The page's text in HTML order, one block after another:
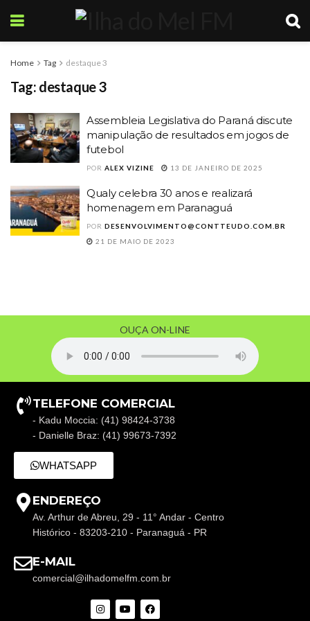
Home Tag destaque 3
Tag: destaque 3
Assembleia Legislativa do Paraná discute
manipulação de resultados em jogos de
futebol
POR ALEX VIZINE 13 DE JANEIRO DE 2025
Qualy celebra 30 anos e realizará
homenagem em Paranaguá
POR DESENVOLVIMENTO@CONTTEUDO.COM.BR
21 DE MAIO DE 2023
OUÇA ON-LINE
TELEFONE COMERCIAL
- Kadu Moccia: (41) 98424-3738
- Danielle Braz: (41) 99673-7392
WHATSAPP
ENDEREÇO
Av. Arthur de Abreu, 29 - 11° Andar - Centro
Histórico - 83203-210 - Paranaguá - PR
E-MAIL
comercial@ilhadomelfm.com.br